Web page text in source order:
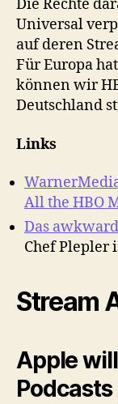
Die Rechte
Universal
auf deren
Für Europa
können wir
Deutschland
Links
All the HBO
Das
Chef Plepler
Stream
Apple